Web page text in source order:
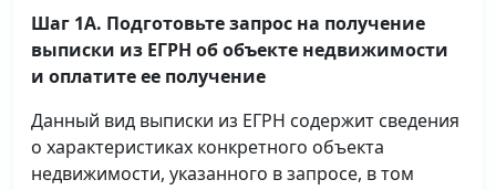
Шаг 1А. Подготовьте запрос на получение
выписки из ЕГРН об объекте недвижимости
и оплатите ее получение
Данный вид выписки из ЕГРН содержит сведения
о характеристиках конкретного объекта
недвижимости, указанного в запросе, в том